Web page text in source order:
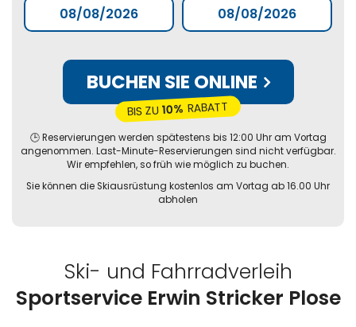
BUCHEN SIE ONLINE
BIS ZU10% RABATT
🕒 Reservierungen werden spätestens bis 12:00 Uhr am Vortag
angenommen. Last-Minute-Reservierungen sind nicht verfügbar.
Wir empfehlen, so früh wie möglich zu buchen.
Sie können die Skiausrüstung kostenlos am Vortag ab 16.00 Uhr
abholen
Ski- und Fahrradverleih
Sportservice Erwin Stricker Plose